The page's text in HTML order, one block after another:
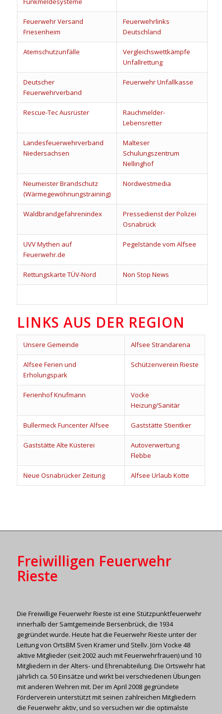
Feuerwehr Versand
Friesenheim
Feuerwehrlinks
Deutschland
Atemschutzunfälle
Vergleichswettkämpfe
Unfallrettung
Deutscher
Feuerwehrverband
Feuerwehr Unfallkasse
Rescue-Tec Ausrüster
Rauchmelder-
Lebensretter
Landesfeuerwehrverband
Niedersachsen
Malteser
Schulungszentrum
Nellinghof
Neumeister Brandschutz
(Wärmegewöhnungstraining)
Nordwestmedia
Waldbrandgefahrenindex
Pressedienst der Polizei
Osnabrück
UVV Mythen auf
Feuerwehr.de
Pegelstände vom Alfsee
Rettungskarte TÜV-Nord Non Stop News
LINKS AUS DER REGION
Unsere Gemeinde Alfsee Strandarena
Alfsee Ferien und
Erholungspark
Schützenverein Rieste
Ferienhof Knufmann
Vocke
Heizung/Sanitär
Bullermeck Funcenter Alfsee Gaststätte Stientker
Gaststätte Alte Küsterei
Autoverwertung
Flebbe
Neue Osnabrücker Zeitung Alfsee Urlaub Kotte
Freiwilligen Feuerwehr
Rieste
Die Freiwillige Feuerwehr Rieste ist eine Stützpunktfeuerwehr
innerhalb der Samtgemeinde Bersenbrück, die 1934
gegründet wurde. Heute hat die Feuerwehr Rieste unter der
Leitung von OrtsBM Sven Kramer und Stellv. Jörn Vocke 48
aktive Mitglieder (seit 2002 auch mit Feuerwehrfrauen) und 10
Mitgliedern in der Alters- und Ehrenabteilung. Die Ortswehr hat
jährlich ca. 50 Einsätze und wirkt bei verschiedenen Übungen
mit anderen Wehren mit. Der im April 2008 gegründete
Förderverein unterstützt mit seinen zahlreichen Mitgliedern
die Feuerwehr aktiv, und so versuchen wir die optimalste